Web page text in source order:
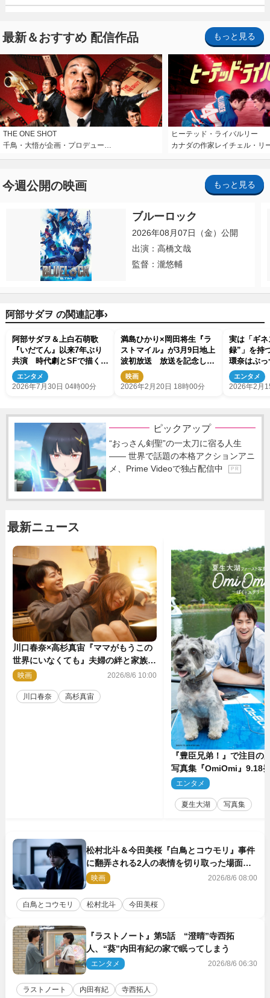
最新＆おすすめ 配信作品 もっと見る
THE ONE SHOT
千鳥・大悟が企画・プロデュー…
ヒーテッド・ライバルリー
カナダの作家レイチェル・リ
今週公開の映画 もっと見る
ブルーロック
2026年08月07日（金）公開
出演：高橋文哉
監督：瀧悠輔
阿部サダヲ の関連記事›
阿部サダヲ＆上白石萌歌
『いだてん』以来7年ぶり
共演 時代劇とSFで描く新
CM＆メイキング解禁
エンタメ
2026年7月30日 04時00分
満島ひかり×岡田将生『ラ
ストマイル』が3月9日地上
波初放送 放送を記念し
『MIU404』の再放送も決
定
映画
2026年2月20日 18時00分
実は「ギ
録”」を持
環奈はぶ
樹立！
エンタメ
2026年2月
ピックアップ
“おっさん剣聖”の一太刀に宿る人生
―― 世界で話題の本格アクションアニ
メ、Prime Videoで独占配信中
P R
最新ニュース
川口春奈×高杉真宙『ママがもうこの
世界にいなくても』夫婦の絆と家族の
愛を映す場面写真公開
映画 2026/8/6 10:00
川口春奈 高杉真宙
『豊臣兄弟！』で注目の
写真集『OmiOmi』9.18
行カット解禁
エンタメ
夏生大湖 写真集
松村北斗＆今田美桜『白鳥とコウモリ』事件
に翻弄される2人の表情を切り取った場面写
真解禁
映画 2026/8/6 08:00
白鳥とコウモリ 松村北斗 今田美桜
『ラストノート』第5話 “澄晴”寺西拓
人、“葵”内田有紀の家で眠ってしまう
エンタメ 2026/8/6 06:30
ラストノート 内田有紀 寺西拓人